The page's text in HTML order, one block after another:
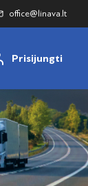
office@linava.lt
Prisijungti